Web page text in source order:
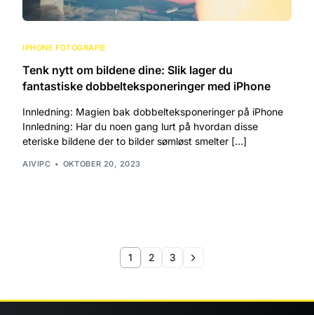
IPHONE FOTOGRAFIE
Tenk nytt om bildene dine: Slik lager du
fantastiske dobbelteksponeringer med iPhone
Innledning: Magien bak dobbelteksponeringer på iPhone
Innledning: Har du noen gang lurt på hvordan disse
eteriske bildene der to bilder sømløst smelter […]
AIVIPC OKTOBER 20, 2023
1 2 3